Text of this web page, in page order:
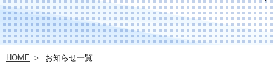
HOME お知らせ一覧